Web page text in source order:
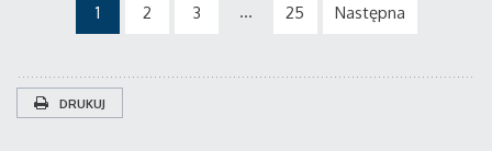
1 2 3 ... 25 Następna
DRUKUJ